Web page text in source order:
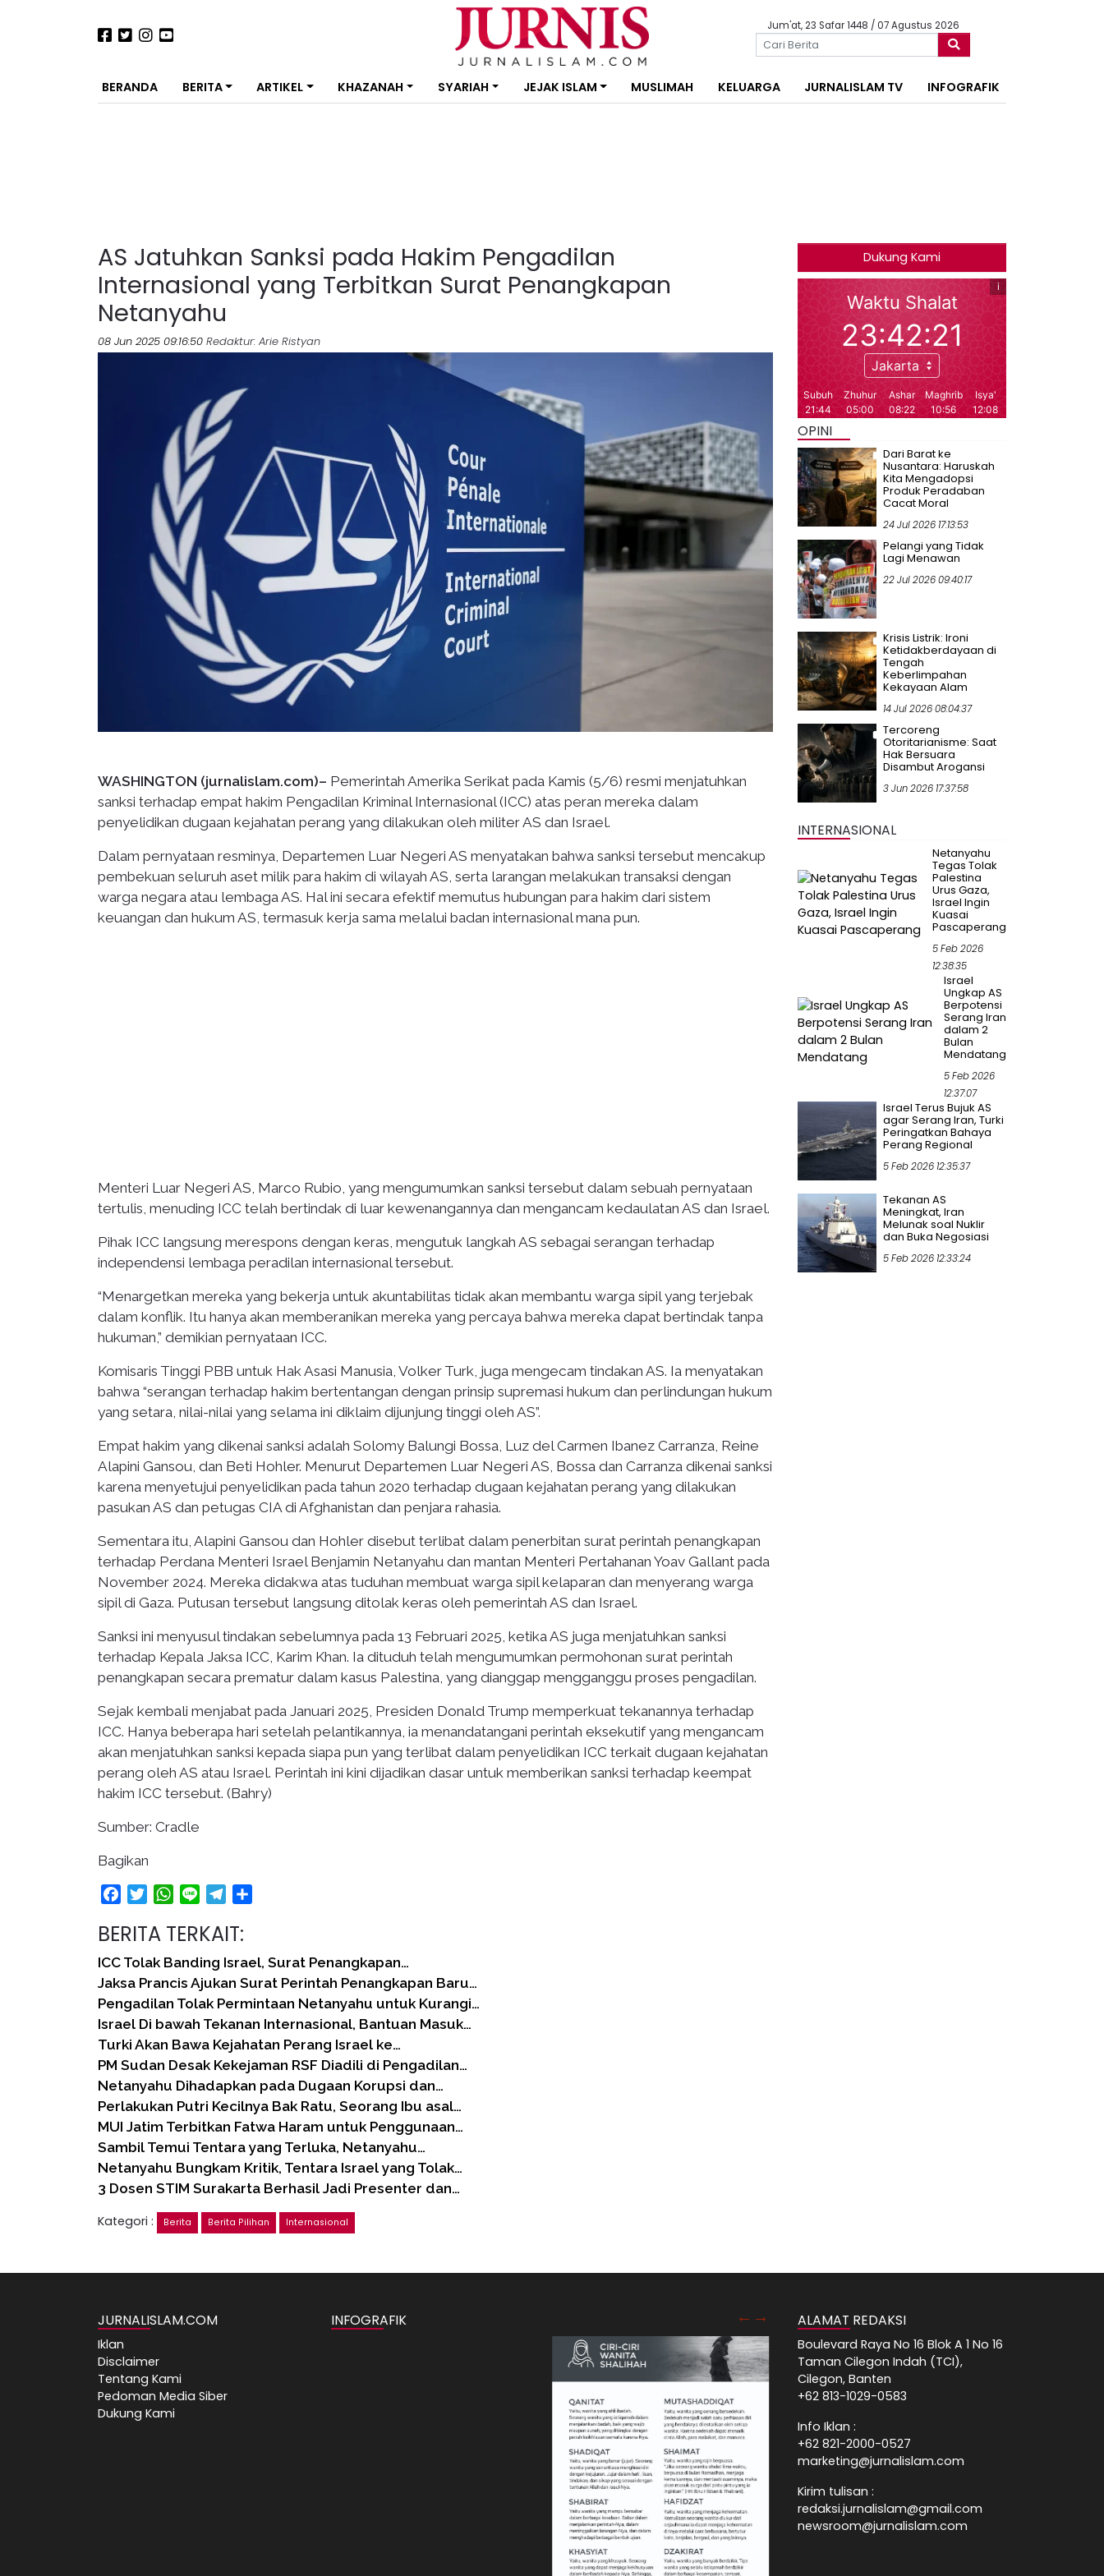
Jum'at, 23 Safar 1448 / 07 Agustus 2026
BERANDA BERITA ARTIKEL KHAZANAH SYARIAH JEJAK ISLAM MUSLIMAH KELUARGA JURNALISLAM TV INFOGRAFIK
AS Jatuhkan Sanksi pada Hakim Pengadilan
Internasional yang Terbitkan Surat Penangkapan
Netanyahu
08 Jun 2025 09:16:50 Redaktur: Arie Ristyan
WASHINGTON (jurnalislam.com)– Pemerintah Amerika Serikat pada Kamis (5/6) resmi menjatuhkan
sanksi terhadap empat hakim Pengadilan Kriminal Internasional (ICC) atas peran mereka dalam
penyelidikan dugaan kejahatan perang yang dilakukan oleh militer AS dan Israel.
Dalam pernyataan resminya, Departemen Luar Negeri AS menyatakan bahwa sanksi tersebut mencakup
pembekuan seluruh aset milik para hakim di wilayah AS, serta larangan melakukan transaksi dengan
warga negara atau lembaga AS. Hal ini secara efektif memutus hubungan para hakim dari sistem
keuangan dan hukum AS, termasuk kerja sama melalui badan internasional mana pun.
Menteri Luar Negeri AS, Marco Rubio, yang mengumumkan sanksi tersebut dalam sebuah pernyataan
tertulis, menuding ICC telah bertindak di luar kewenangannya dan mengancam kedaulatan AS dan Israel.
Pihak ICC langsung merespons dengan keras, mengutuk langkah AS sebagai serangan terhadap
independensi lembaga peradilan internasional tersebut.
“Menargetkan mereka yang bekerja untuk akuntabilitas tidak akan membantu warga sipil yang terjebak
dalam konflik. Itu hanya akan memberanikan mereka yang percaya bahwa mereka dapat bertindak tanpa
hukuman,” demikian pernyataan ICC.
Komisaris Tinggi PBB untuk Hak Asasi Manusia, Volker Turk, juga mengecam tindakan AS. Ia menyatakan
bahwa “serangan terhadap hakim bertentangan dengan prinsip supremasi hukum dan perlindungan hukum
yang setara, nilai-nilai yang selama ini diklaim dijunjung tinggi oleh AS”.
Empat hakim yang dikenai sanksi adalah Solomy Balungi Bossa, Luz del Carmen Ibanez Carranza, Reine
Alapini Gansou, dan Beti Hohler. Menurut Departemen Luar Negeri AS, Bossa dan Carranza dikenai sanksi
karena menyetujui penyelidikan pada tahun 2020 terhadap dugaan kejahatan perang yang dilakukan
pasukan AS dan petugas CIA di Afghanistan dan penjara rahasia.
Sementara itu, Alapini Gansou dan Hohler disebut terlibat dalam penerbitan surat perintah penangkapan
terhadap Perdana Menteri Israel Benjamin Netanyahu dan mantan Menteri Pertahanan Yoav Gallant pada
November 2024. Mereka didakwa atas tuduhan membuat warga sipil kelaparan dan menyerang warga
sipil di Gaza. Putusan tersebut langsung ditolak keras oleh pemerintah AS dan Israel.
Sanksi ini menyusul tindakan sebelumnya pada 13 Februari 2025, ketika AS juga menjatuhkan sanksi
terhadap Kepala Jaksa ICC, Karim Khan. Ia dituduh telah mengumumkan permohonan surat perintah
penangkapan secara prematur dalam kasus Palestina, yang dianggap mengganggu proses pengadilan.
Sejak kembali menjabat pada Januari 2025, Presiden Donald Trump memperkuat tekanannya terhadap
ICC. Hanya beberapa hari setelah pelantikannya, ia menandatangani perintah eksekutif yang mengancam
akan menjatuhkan sanksi kepada siapa pun yang terlibat dalam penyelidikan ICC terkait dugaan kejahatan
perang oleh AS atau Israel. Perintah ini kini dijadikan dasar untuk memberikan sanksi terhadap keempat
hakim ICC tersebut. (Bahry)
Sumber: Cradle
Bagikan
FacebookTwitterWhatsApp
Line Telegram
BERITA TERKAIT:
ICC Tolak Banding Israel, Surat Penangkapan…
Jaksa Prancis Ajukan Surat Perintah Penangkapan Baru…
Pengadilan Tolak Permintaan Netanyahu untuk Kurangi…
Israel Di bawah Tekanan Internasional, Bantuan Masuk…
Turki Akan Bawa Kejahatan Perang Israel ke…
PM Sudan Desak Kekejaman RSF Diadili di Pengadilan…
Netanyahu Dihadapkan pada Dugaan Korupsi dan…
Perlakukan Putri Kecilnya Bak Ratu, Seorang Ibu asal…
MUI Jatim Terbitkan Fatwa Haram untuk Penggunaan…
Sambil Temui Tentara yang Terluka, Netanyahu…
Netanyahu Bungkam Kritik, Tentara Israel yang Tolak…
3 Dosen STIM Surakarta Berhasil Jadi Presenter dan…
Kategori :
Berita Berita Pilihan Internasional
Dukung Kami
OPINI
Dari Barat ke
Nusantara: Haruskah
Kita Mengadopsi
Produk Peradaban
Cacat Moral
24 Jul 2026 17:13:53
Pelangi yang Tidak
Lagi Menawan
22 Jul 2026 09:40:17
Krisis Listrik: Ironi
Ketidakberdayaan di
Tengah
Keberlimpahan
Kekayaan Alam
14 Jul 2026 08:04:37
Tercoreng
Otoritarianisme: Saat
Hak Bersuara
Disambut Arogansi
3 Jun 2026 17:37:58
INTERNASIONAL
Netanyahu
Tegas Tolak
Palestina
Urus Gaza,
Israel Ingin
Kuasai
Pascaperang
5 Feb 2026
12:38:35
Israel
Ungkap AS
Berpotensi
Serang Iran
dalam 2
Bulan
Mendatang
5 Feb 2026
12:37:07
Israel Terus Bujuk AS
agar Serang Iran, Turki
Peringatkan Bahaya
Perang Regional
5 Feb 2026 12:35:37
Tekanan AS
Meningkat, Iran
Melunak soal Nuklir
dan Buka Negosiasi
5 Feb 2026 12:33:24
JURNALISLAM.COM
Iklan
Disclaimer
Tentang Kami
Pedoman Media Siber
Dukung Kami
INFOGRAFIK ALAMAT REDAKSI
Boulevard Raya No 16 Blok A 1 No 16
Taman Cilegon Indah (TCI),
Cilegon, Banten
+62 813-1029-0583
Info Iklan :
+62 821-2000-0527
marketing@jurnalislam.com
Kirim tulisan :
redaksi.jurnalislam@gmail.com
newsroom@jurnalislam.com